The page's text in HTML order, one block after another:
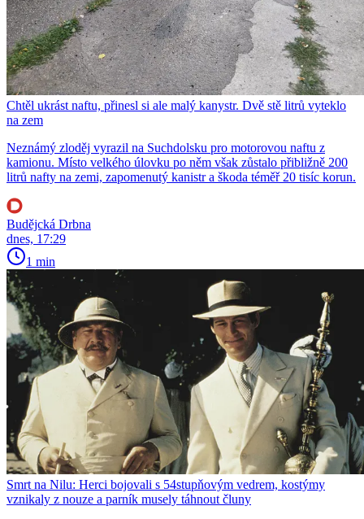
Chtěl ukrást naftu, přinesl si ale malý kanystr. Dvě stě litrů vyteklo
na zem
Neznámý zloděj vyrazil na Suchdolsku pro motorovou naftu z
kamionu. Místo velkého úlovku po něm však zůstalo přibližně 200
litrů nafty na zemi, zapomenutý kanistr a škoda téměř 20 tisíc korun.
Budějcká Drbna
dnes, 17:29
1 min
Smrt na Nilu: Herci bojovali s 54stupňovým vedrem, kostýmy
vznikaly z nouze a parník musely táhnout čluny